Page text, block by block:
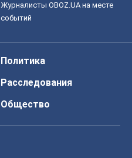
Журналисты OBOZ.UA на месте
событий
Политика
Расследования
Общество